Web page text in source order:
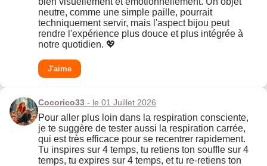
neutre, comme une simple paille, pourrait
techniquement servir, mais l'aspect bijou peut
rendre l'expérience plus douce et plus intégrée à
notre quotidien. 💖
J'aime
Cocorico33 - le 01 Juillet 2026
Pour aller plus loin dans la respiration consciente,
je te suggère de tester aussi la respiration carrée,
qui est très efficace pour se recentrer rapidement.
Tu inspires sur 4 temps, tu retiens ton souffle sur 4
temps, tu expires sur 4 temps, et tu re-retiens ton